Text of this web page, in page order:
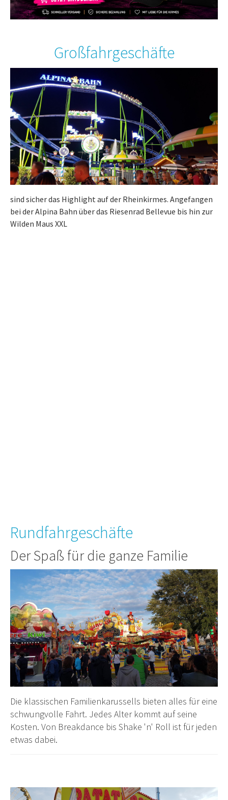
Großfahrgeschäfte
sind sicher das Highlight auf der Rheinkirmes. Angefangen
bei der Alpina Bahn über das Riesenrad Bellevue bis hin zur
Wilden Maus XXL
Rundfahrgeschäfte
Der Spaß für die ganze Familie
Die klassischen Familienkarussells bieten alles für eine
schwungvolle Fahrt. Jedes Alter kommt auf seine
Kosten. Von Breakdance bis Shake 'n' Roll ist für jeden
etwas dabei.